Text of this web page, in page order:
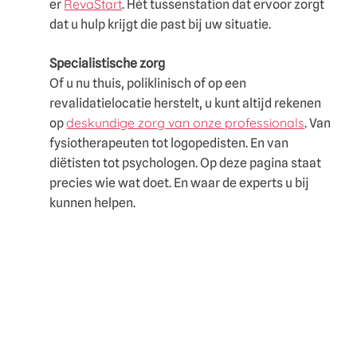
er RevaStart. Hét tussenstation dat ervoor zorgt
dat u hulp krijgt die past bij uw situatie.
Specialistische zorg
Of u nu thuis, poliklinisch of op een
revalidatielocatie herstelt, u kunt altijd rekenen
opdeskundige zorg van onze professionals. Van
fysiotherapeuten tot logopedisten. En van
diëtisten tot psychologen. Op deze pagina staat
precies wie wat doet. En waar de experts u bij
kunnen helpen.